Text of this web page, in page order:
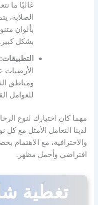
غالبًا ما
الصلابة،
بألوان
بشكل كبير.
التطبيقات:
الأرضيات
ومناطق
للعوامل
مهما كان اختيارك لنوع
لدينا التعامل الأمثل مع
والاحترافية، مع
افتراضي وأجمل مظهر.
تغطية